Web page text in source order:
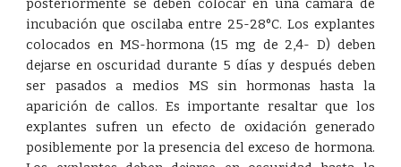
posteriormente se deben colocar en una cámara de
incubación que oscilaba entre 25-28°C. Los explantes
colocados en MS-hormona (15 mg de 2,4- D) deben
dejarse en oscuridad durante 5 días y después deben
ser pasados a medios MS sin hormonas hasta la
aparición de callos. Es importante resaltar que los
explantes sufren un efecto de oxidación generado
posiblemente por la presencia del exceso de hormona.